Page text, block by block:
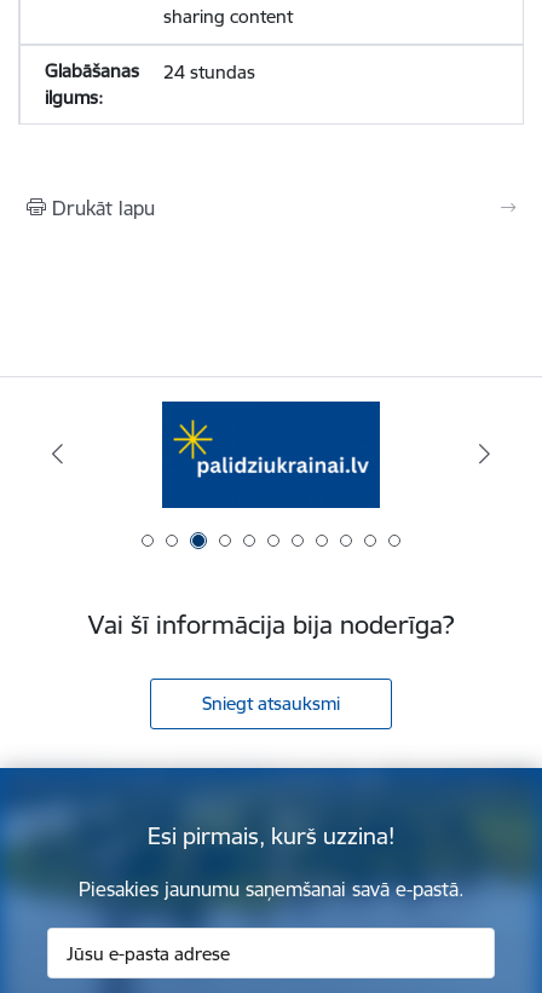
sharing content
24 stundas
Drukāt lapu
Vai šī informācija bija noderīga?
Sniegt atsauksmi
Esi pirmais, kurš uzzina!
Piesakies jaunumu saņemšanai savā e-pastā.